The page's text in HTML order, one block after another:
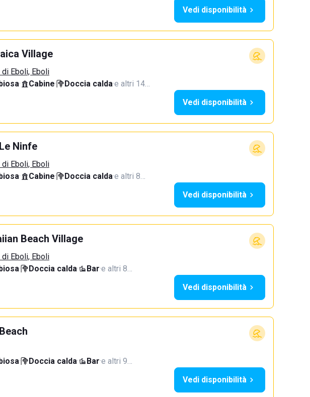
Vedi disponibilità
Village
di Eboli, Eboli
· Cabine· Doccia calda·e altri 14…
Vedi disponibilità
Ninfe
di Eboli, Eboli
· Cabine· Doccia calda·e altri 8…
Vedi disponibilità
Beach Village
di Eboli, Eboli
· Doccia calda· Bar·e altri 8…
Vedi disponibilità
· Doccia calda· Bar·e altri 9…
Vedi disponibilità